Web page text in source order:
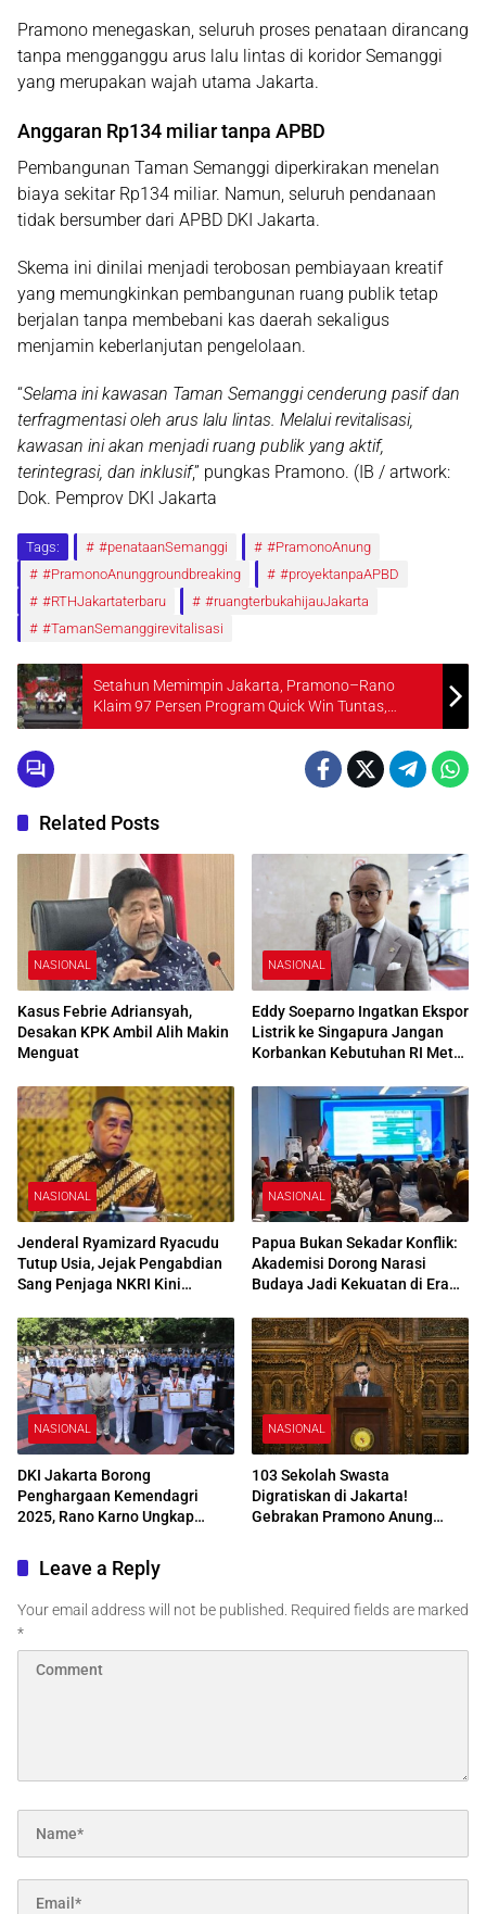
Pramono menegaskan, seluruh proses penataan dirancang
tanpa mengganggu arus lalu lintas di koridor Semanggi
yang merupakan wajah utama Jakarta.
Anggaran Rp134 miliar tanpa APBD
Pembangunan Taman Semanggi diperkirakan menelan
biaya sekitar Rp134 miliar. Namun, seluruh pendanaan
tidak bersumber dari APBD DKI Jakarta.
Skema ini dinilai menjadi terobosan pembiayaan kreatif
yang memungkinkan pembangunan ruang publik tetap
berjalan tanpa membebani kas daerah sekaligus
menjamin keberlanjutan pengelolaan.
“Selama ini kawasan Taman Semanggi cenderung pasif dan
terfragmentasi oleh arus lalu lintas. Melalui revitalisasi,
kawasan ini akan menjadi ruang publik yang aktif,
terintegrasi, dan inklusif,” pungkas Pramono. (IB / artwork:
Dok. Pemprov DKI Jakarta
Tags: #penataanSemanggi
#PramonoAnung
#PramonoAnunggroundbreaking
#proyektanpaAPBD
#RTHJakartaterbaru
#ruangterbukahijauJakarta
#TamanSemanggirevitalisasi
Setahun Memimpin Jakarta, Pramono–Rano
Klaim 97 Persen Program Quick Win Tuntas,
Ekonomi Tumbuh di Atas Nasional
Related Posts
NASIONAL
Kasus Febrie Adriansyah,
Desakan KPK Ambil Alih Makin
Menguat
NASIONAL
Eddy Soeparno Ingatkan Ekspor
Listrik ke Singapura Jangan
Korbankan Kebutuhan RI Meta
NASIONAL
Jenderal Ryamizard Ryacudu
Tutup Usia, Jejak Pengabdian
Sang Penjaga NKRI Kini
NASIONAL
Papua Bukan Sekadar Konflik:
Akademisi Dorong Narasi
Budaya Jadi Kekuatan di Era
NASIONAL
DKI Jakarta Borong
Penghargaan Kemendagri
2025, Rano Karno Ungkap
Tetap Prima
NASIONAL
103 Sekolah Swasta
Digratiskan di Jakarta!
Gebrakan Pramono Anung
Leave a Reply
Your email address will not be published. Required fields are marked
*